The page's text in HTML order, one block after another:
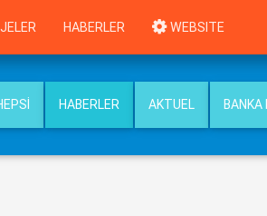
HABERLER WEBSITE
HABERLER AKTUEL BANKA